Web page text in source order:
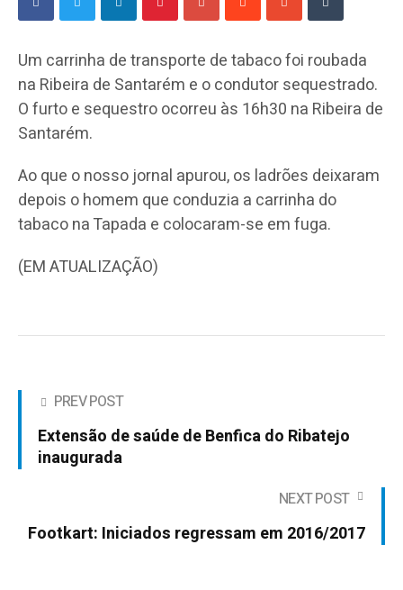
Um carrinha de transporte de tabaco foi roubada
na Ribeira de Santarém e o condutor sequestrado.
O furto e sequestro ocorreu às 16h30 na Ribeira de
Santarém.
Ao que o nosso jornal apurou, os ladrões deixaram
depois o homem que conduzia a carrinha do
tabaco na Tapada e colocaram-se em fuga.
(EM ATUALIZAÇÃO)
PREV POST
Extensão de saúde de Benfica do Ribatejo
inaugurada
NEXT POST
Footkart: Iniciados regressam em 2016/2017